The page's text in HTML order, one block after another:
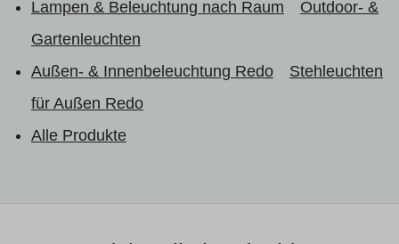
Lampen & Beleuchtung nach Raum
Outdoor- &
Gartenleuchten
Außen- & Innenbeleuchtung Redo
Stehleuchten
für Außen Redo
Alle Produkte